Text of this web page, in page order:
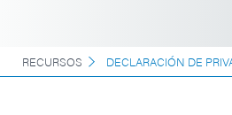
RECURSOS DECLARACIÓN DE